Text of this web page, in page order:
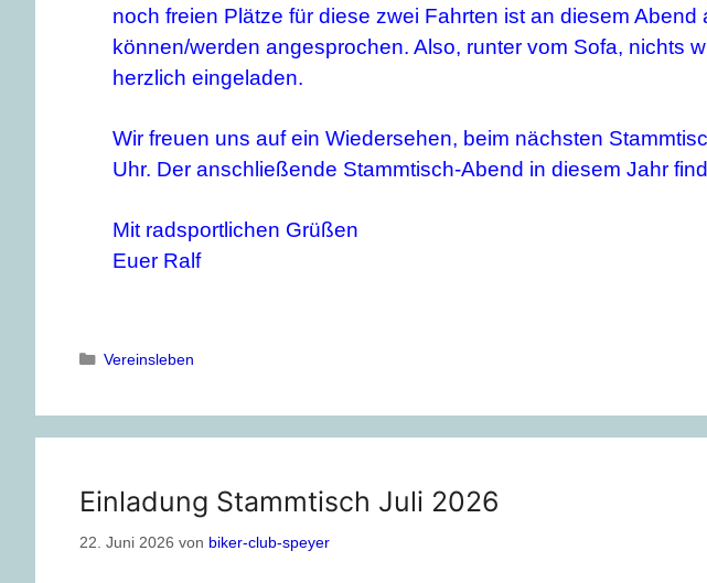
noch freien Plätze für diese zwei Fahrten ist an diesem Abend
können/werden angesprochen. Also, runter vom Sofa, nichts
herzlich eingeladen.
Wir freuen uns auf ein Wiedersehen, beim nächsten
Uhr. Der anschließende Stammtisch-Abend in diesem Jahr
Mit radsportlichen Grüßen
Euer Ralf
Vereinsleben
Einladung Stammtisch Juli 2026
22. Juni 2026 von biker-club-speyer